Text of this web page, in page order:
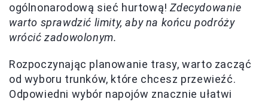
ogólnonarodową sieć hurtową!Zdecydowanie
warto sprawdzić limity, aby na końcu podróży
wrócić zadowolonym.
Rozpoczynając planowanie trasy, warto zacząć
od wyboru trunków, które chcesz przewieźć.
Odpowiedni wybór napojów znacznie ułatwi